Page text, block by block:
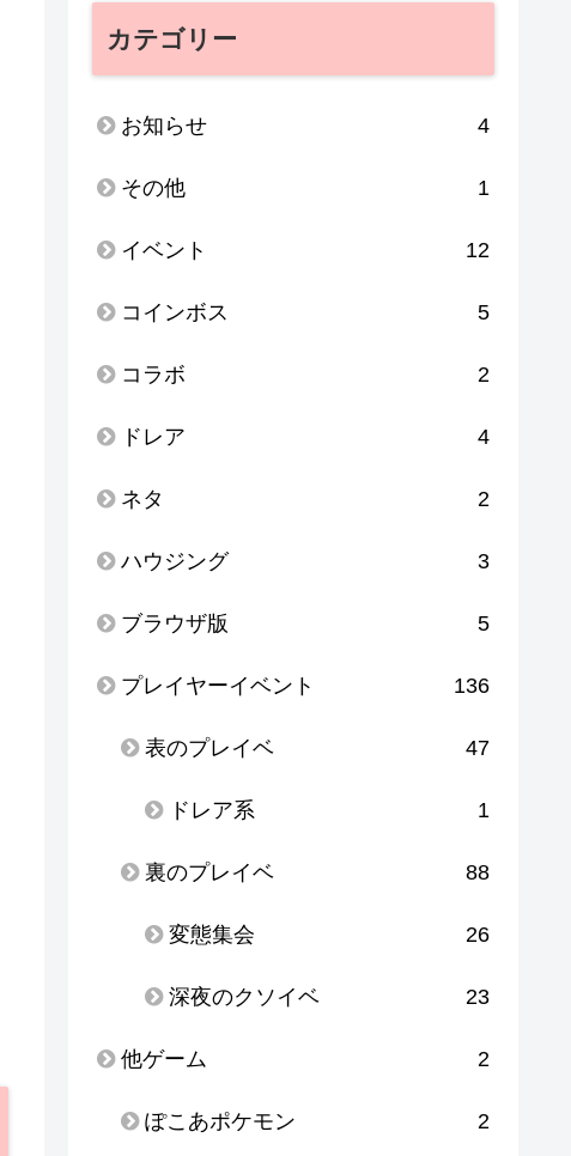
カテゴリー
お知らせ 4
その他 1
イベント 12
コインボス 5
コラボ 2
ドレア 4
ネタ 2
ハウジング 3
ブラウザ版 5
プレイヤーイベント 136
表のプレイベ 47
ドレア系 1
裏のプレイベ 88
変態集会 26
深夜のクソイベ 23
他ゲーム 2
ぽこあポケモン 2